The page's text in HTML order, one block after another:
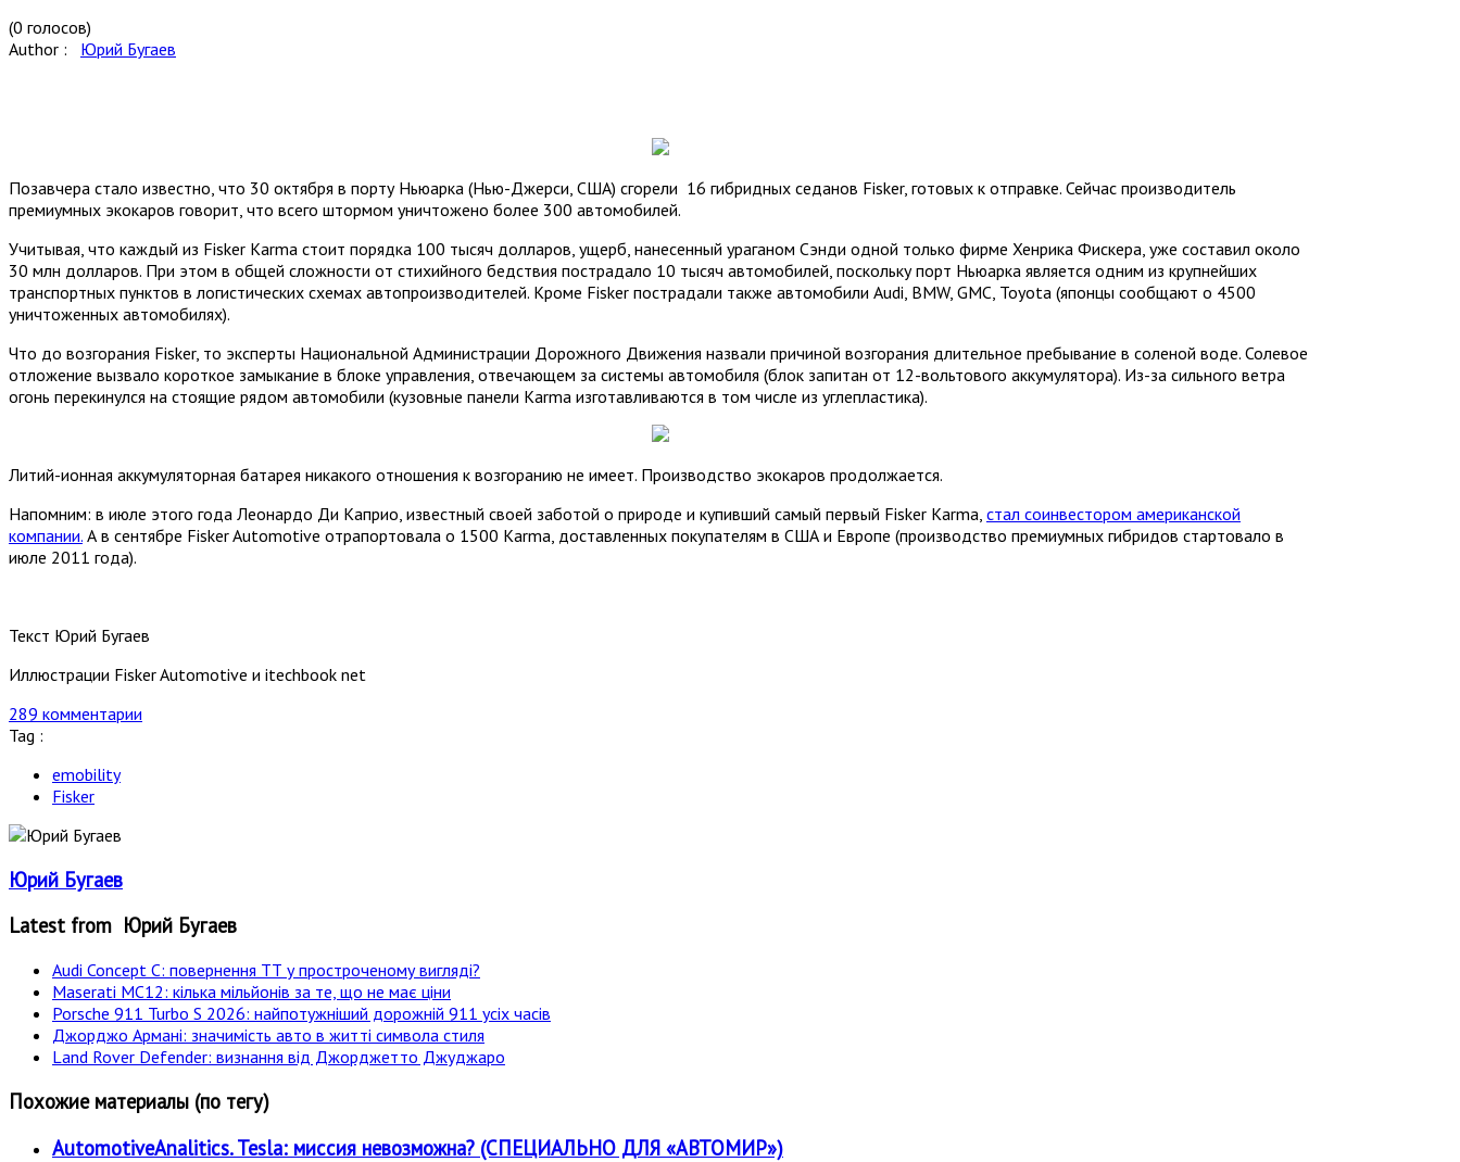
(0 голосов)
Author : Юрий Бугаев
Позавчера стало известно, что 30 октября в порту Ньюарка (Нью-Джерси, США) сгорели 16 гибридных седанов Fisker, готовых к отправке. Сейчас производитель
премиумных экокаров говорит, что всего штормом уничтожено более 300 автомобилей.
Учитывая, что каждый из Fisker Karma стоит порядка 100 тысяч долларов, ущерб, нанесенный ураганом Сэнди одной только фирме Хенрика Фискера, уже составил около
30 млн долларов. При этом в общей сложности от стихийного бедствия пострадало 10 тысяч автомобилей, поскольку порт Ньюарка является одним из крупнейших
транспортных пунктов в логистических схемах автопроизводителей. Кроме Fisker пострадали также автомобили Audi, BMW, GMC, Toyota (японцы сообщают о 4500
уничтоженных автомобилях).
Что до возгорания Fisker, то эксперты Национальной Администрации Дорожного Движения назвали причиной возгорания длительное пребывание в соленой воде. Солевое
отложение вызвало короткое замыкание в блоке управления, отвечающем за системы автомобиля (блок запитан от 12-вольтового аккумулятора). Из-за сильного ветра
огонь перекинулся на стоящие рядом автомобили (кузовные панели Karma изготавливаются в том числе из углепластика).
Литий-ионная аккумуляторная батарея никакого отношения к возгоранию не имеет. Производство экокаров продолжается.
Напомним: в июле этого года Леонардо Ди Каприо, известный своей заботой о природе и купивший самый первый Fisker Karma, стал соинвестором американской
компании. А в сентябре Fisker Automotive отрапортовала о 1500 Karma, доставленных покупателям в США и Европе (производство премиумных гибридов стартовало в
июле 2011 года).
Текст Юрий Бугаев
Иллюстрации Fisker Automotive и itechbook net
289 комментарии
Tag :
emobility
Fisker
Юрий Бугаев
Latest from Юрий Бугаев
Audi Concept C: повернення ТТ у простроченому вигляді?
Maserati MC12: кілька мільйонів за те, що не має ціни
Porsche 911 Turbo S 2026: найпотужніший дорожній 911 усіх часів
Джорджо Армані: значимість авто в житті символа стиля
Land Rover Defender: визнання від Джорджетто Джуджаро
Похожие материалы (по тегу)
AutomotiveAnalitics. Tesla: миссия невозможна? (СПЕЦИАЛЬНО ДЛЯ «АВТОМИР»)